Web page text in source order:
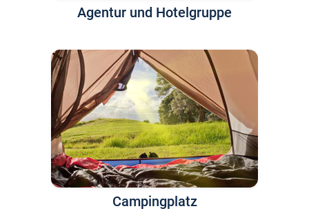
Agentur und Hotelgruppe
Campingplatz